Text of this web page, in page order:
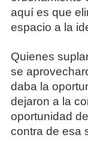
aquí es que
espacio a la
Quienes
se
daba la
dejaron a la
oportunidad
contra de esa